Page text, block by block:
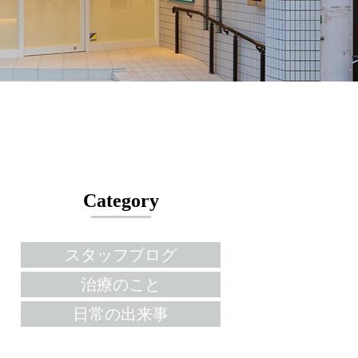
Category
スタッフブログ
治療のこと
日常の出来事